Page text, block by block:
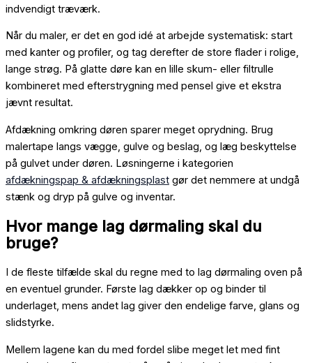
indvendigt træværk.
Når du maler, er det en god idé at arbejde systematisk: start
med kanter og profiler, og tag derefter de store flader i rolige,
lange strøg. På glatte døre kan en lille skum- eller filt­rulle
kombineret med efterstrygning med pensel give et ekstra
jævnt resultat.
Afdækning omkring døren sparer meget oprydning. Brug
malertape langs vægge, gulve og beslag, og læg beskyttelse
på gulvet under døren. Løsningerne i kategorien
afdækningspap & afdækningsplast gør det nemmere at undgå
stænk og dryp på gulve og inventar.
Hvor mange lag dørmaling skal du
bruge?
I de fleste tilfælde skal du regne med to lag dørmaling oven på
en eventuel grunder. Første lag dækker op og binder til
underlaget, mens andet lag giver den endelige farve, glans og
slidstyrke.
Mellem lagene kan du med fordel slibe meget let med fint